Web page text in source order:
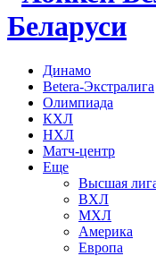
Беларуси
Динамо
Betera-Экстралига
Олимпиада
КХЛ
НХЛ
Матч-центр
Еще
Высшая
ВХЛ
МХЛ
Америка
Европа